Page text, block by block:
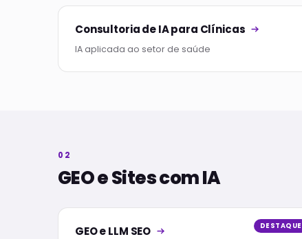
Consultoria de IA para Clínicas
IA aplicada ao setor de saúde
02
GEO e Sites com IA
DESTAQUE
GEO e LLM SEO